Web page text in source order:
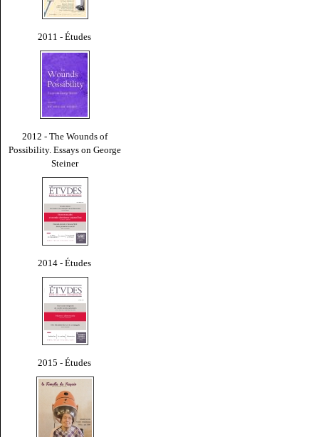
2011 - Études
2012 - The Wounds of
Possibility. Essays on George
Steiner
2014 - Études
2015 - Études